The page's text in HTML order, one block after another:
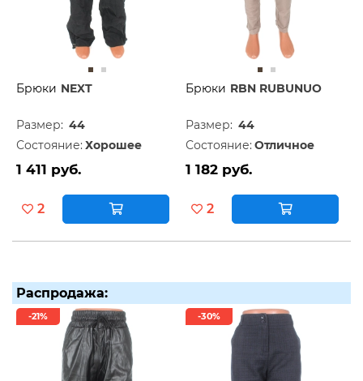
Брюки NEXT
Размер: 44
Состояние: Хорошее
1 411 руб.
2
Брюки RBN RUBUNUO
Размер: 44
Состояние: Отличное
1 182 руб.
2
Распродажа:
-21% -30%